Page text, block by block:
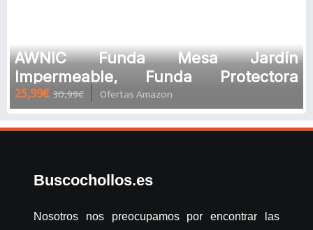
AWNIC Funda Mesa Jardín
Impermeable, Funda Protectora
Muebles Exterior Impermeable Tela
Oxford Resi
25,99€ 30,99€ Ofertas Amazon
Buscochollos.es
Nosotros nos preocupamos por encontrar las